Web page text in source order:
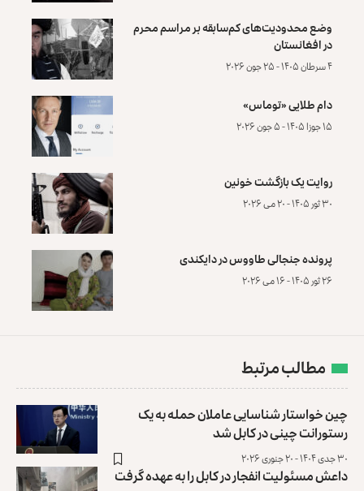
وضع محدودیت‌های کم‌سابقه بر مراسم محرم
در افغانستان
۴ سرطان ۱۴۰۵ - ۲۵ جون ۲۰۲۶
دام طلایی «توماس»
۱۵ جوزا ۱۴۰۵ - ۵ جون ۲۰۲۶
روایت یک بازگشت خونین
۳۰ ثور ۱۴۰۵ - ۲۰ می ۲۰۲۶
پرونده‌ جنجالی طاووس در دایکندی
۲۶ ثور ۱۴۰۵ - ۱۶ می ۲۰۲۶
مطالب مرتبط
چین خواستار شناسایی عاملان حمله به یک
رستورانت چینی در کابل شد
۳۰ جدی ۱۴۰۴ - ۲۰ جنوری ۲۰۲۶
داعش مسئولیت انفجار در کابل را به عهده گرفت